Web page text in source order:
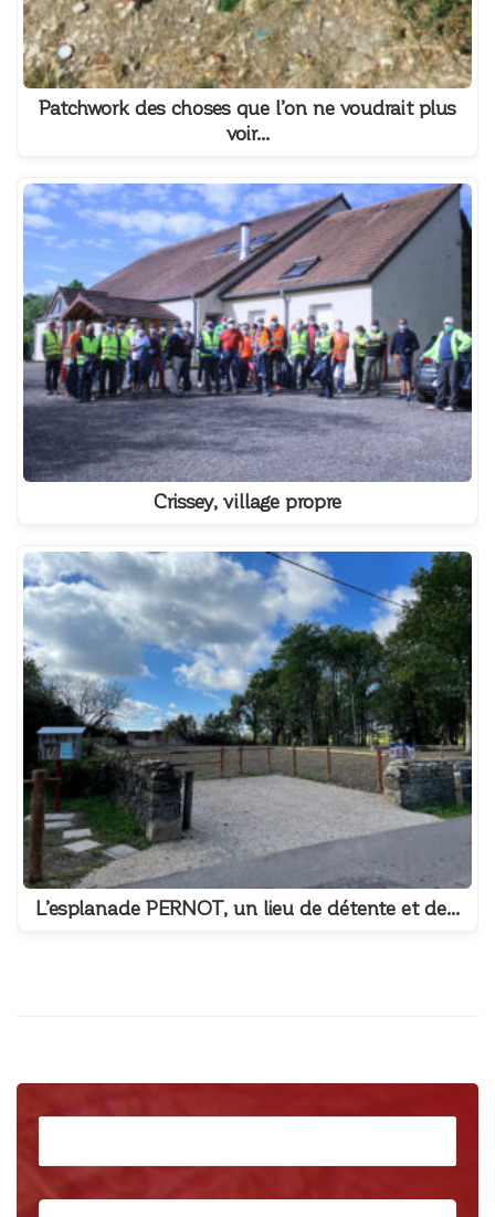
Patchwork des choses que l’on ne voudrait plus
voir…
Crissey, village propre
L’esplanade PERNOT, un lieu de détente et de…